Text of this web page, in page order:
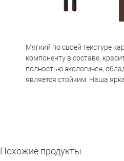
Мягкий по своей текстуре
компоненту в составе,
полностью экологичен,
является стойким. Наша
Похожие продукты